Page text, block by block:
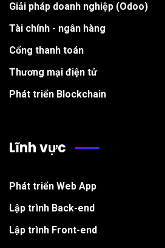
Giải pháp doanh nghiệp (Odoo)
Tài chính - ngân hàng
Cổng thanh toán
Thương mại điện tử
Phát triển Blockchain
Lĩnh vực
Phát triển Web App
Lập trình Back-end
Lập trình Front-end